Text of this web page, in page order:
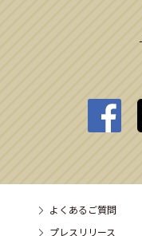
よくあるご質問
プレスリリース